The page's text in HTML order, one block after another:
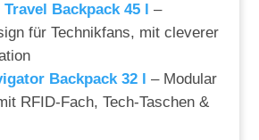
Travel Backpack 45 l –
für Technikfans, mit cleverer
Backpack 32 l – Modular
RFID-Fach, Tech-Taschen &